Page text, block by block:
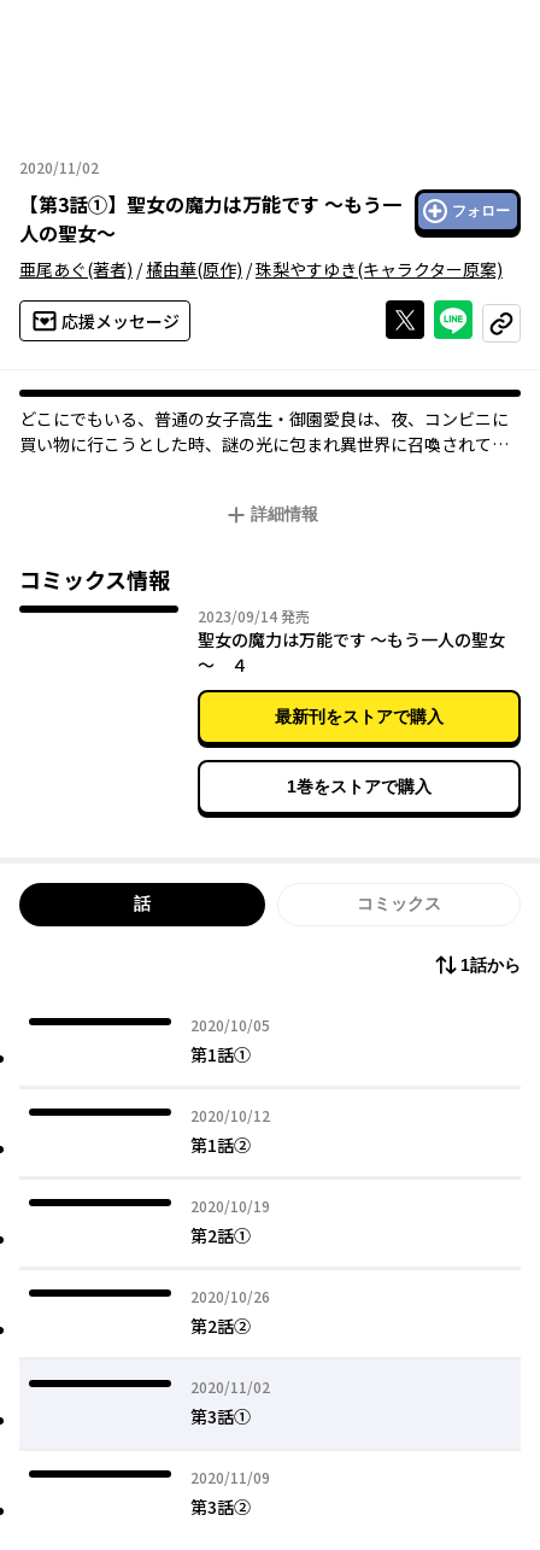
2020/11/02
2020年11月02日
【第3話①】 聖女の魔力は万能です ～もう一
人の聖女～
フォロー
亜尾あぐ(著者) /橘由華(原作) /珠梨やすゆき(キャラクター原案)
応援メッセージ Xで投稿する
ライン
コピー
どこにでもいる、普通の女子高生・御園愛良は、夜、コンビニに
買い物に行こうとした時、謎の光に包まれ異世界に召喚されてし
【聖女】だという噂が流れ始め――。
詳細情報
コミックス情報
2023/09/142023年09月14日
発売
聖女の魔力は万能です ～もう一人の聖女
～ ４
最新刊をストアで購入
1巻をストアで購入
話 コミックス
1話から
2020/10/05
2020年10月05日
第1話①
2020/10/12
2020年10月12日
第1話②
2020/10/19
2020年10月19日
第2話①
2020/10/26
2020年10月26日
第2話②
2020/11/02
2020年11月02日
第3話①
2020/11/09
2020年11月09日
第3話②